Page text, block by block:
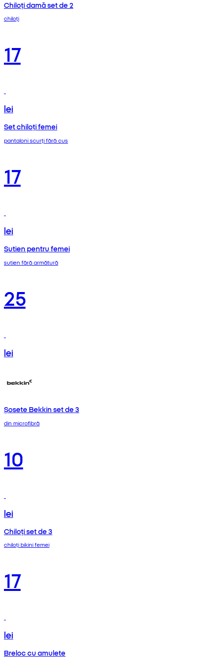
Chiloți damă set de 2
chiloți
17
lei
Set chiloți femei
pantaloni scurți fără cus
17
lei
Sutien pentru femei
sutien fără armătură
25
lei
Șosete Bekkin set de 3
din microfibră
10
lei
Chiloți set de 3
chiloți bikini femei
17
lei
Breloc cu amulete